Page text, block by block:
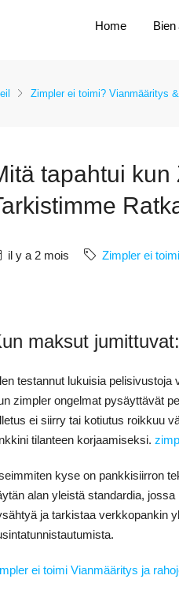
Home Bien
Zimpler ei toimi? Vianmääritys
tapahtui
il y a 2 mois Zimpler ei
maksut
testannut lukuisia pelisivustoja
zimpler ongelmat pysäyttävät
ei siirry tai kotiutus roikkuu
tilanteen korjaamiseksi.
kyse on pankkisiirron
alan yleistä standardia,
ja tarkistaa verkkopankin
ei toimi Vianmääritys ja